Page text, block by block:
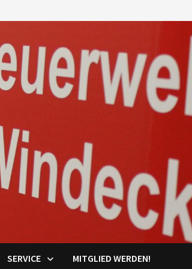
SERVICE MITGLIED WERDEN!